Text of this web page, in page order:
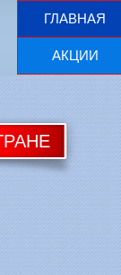
ГЛАВНАЯ
АКЦИИ